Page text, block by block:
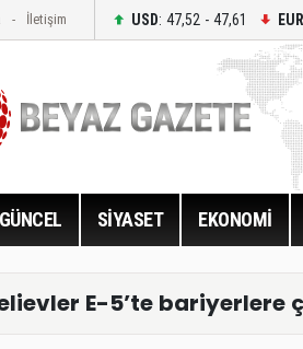
İletişim USD: 47,52 - 47,61
GÜNCEL SİYASET EKONOMİ
E-5’te bariyerlere